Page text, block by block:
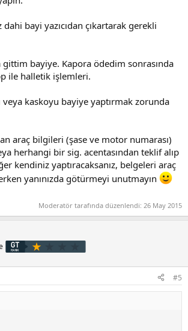
dahi bayi yazıcıdan çıkartarak gerekli
gittim bayiye. Kapora ödedim sonrasında
ile halletik işlemleri.
veya kaskoyu bayiye yaptırmak zorunda
araç bilgileri (şase ve motor numarası)
herhangi bir sig. acentasından teklif alıp
kendiniz yaptıracaksanız, belgeleri araç
yanınızda götürmeyi unutmayın
Moderatör tarafında düzenlendi: 26 May 2015
#5